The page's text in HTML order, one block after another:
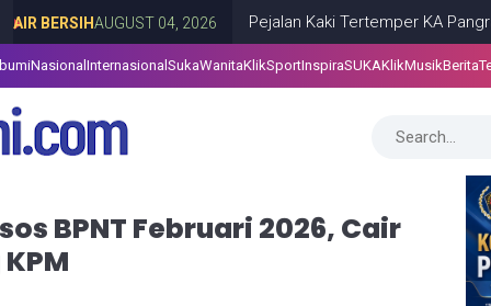
AUGUST 04, 2026 Pejalan Kaki Tertemper KA Pangrango di
Nasional Internasional SukaWanitaKlikSportInspiraSUKAKlikMusikBerita
BPNT Februari 2026, Cair